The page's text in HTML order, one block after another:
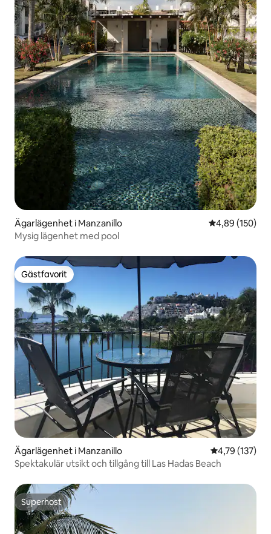
Ägarlägenhet i Manzanillo 4,89 av 5 i
4,89 (150)
Mysig lägenhet med pool
Gästfavorit
Gästfavorit
Ägarlägenhet i Manzanillo 4,79 av 5 i
4,79 (137)
Spektakulär utsikt och tillgång till Las Hadas Beach
Superhost
Superhost